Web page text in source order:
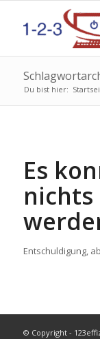
Du bist hier:
Es
Entschuldigung,
© Copyright -